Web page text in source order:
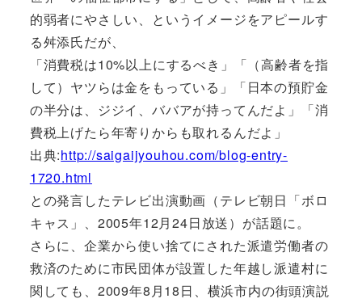
的弱者にやさしい、というイメージをアピールす
る舛添氏だが、
「消費税は10%以上にするべき」「（高齢者を指
して）ヤツらは金をもっている」「日本の預貯金
の半分は、ジジイ、ババアが持ってんだよ」「消
費税上げたら年寄りからも取れるんだよ」
出典:http://saigaijyouhou.com/blog-entry-
1720.html
との発言したテレビ出演動画（テレビ朝日「ボロ
キャス」、2005年12月24日放送）が話題に。
さらに、企業から使い捨てにされた派遣労働者の
救済のために市民団体が設置した年越し派遣村に
関しても、2009年8月18日、横浜市内の街頭演説